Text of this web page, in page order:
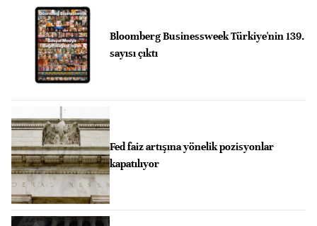
Bloomberg Businessweek Türkiye'nin 139.
sayısı çıktı
Fed faiz artışına yönelik pozisyonlar
kapatılıyor